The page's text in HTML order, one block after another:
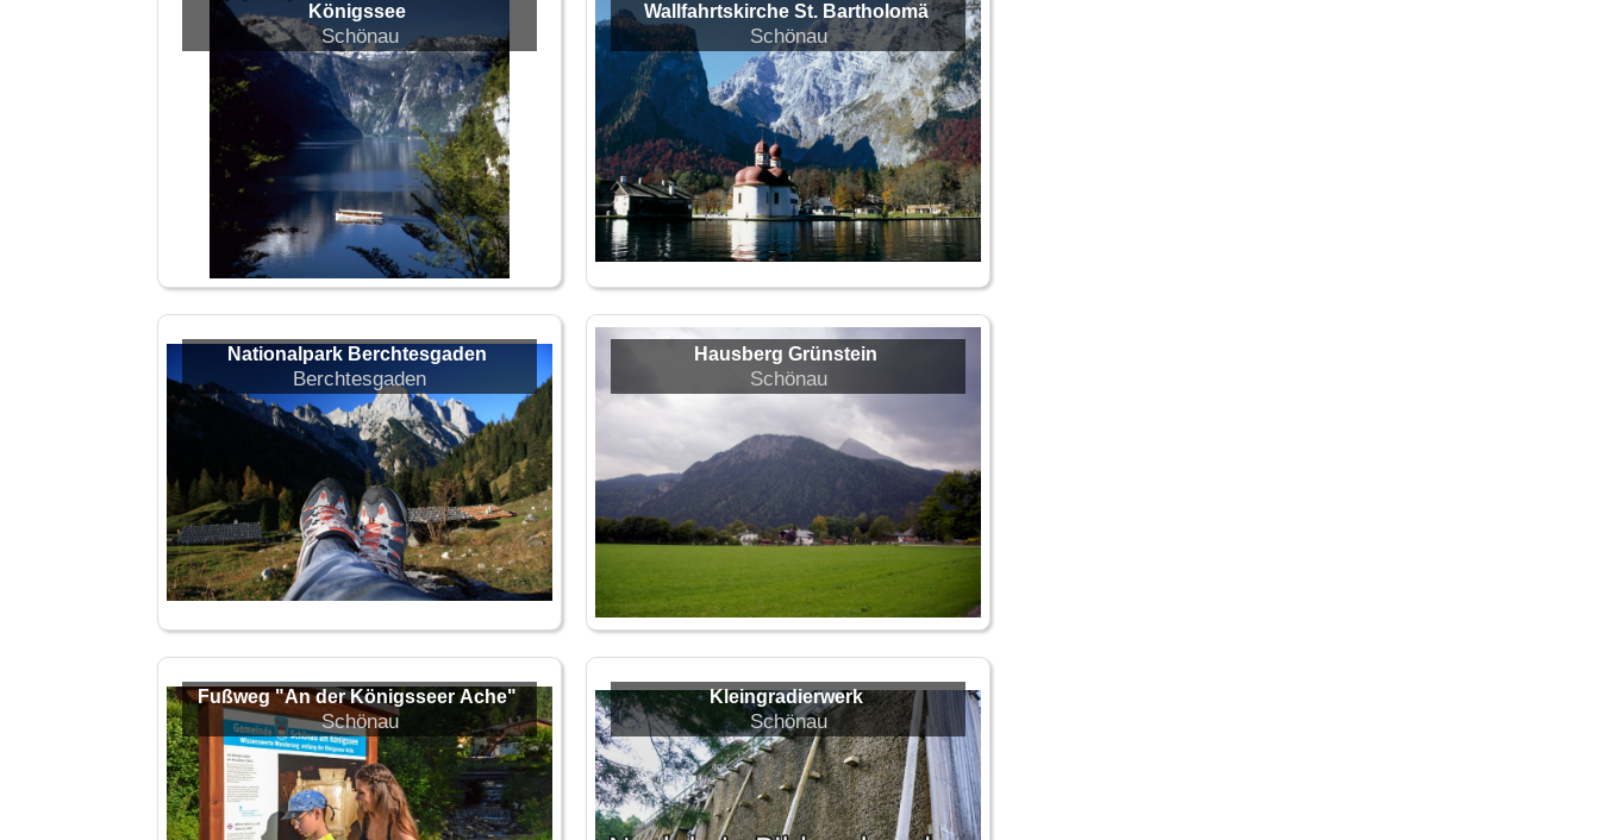
Königssee
Schönau
Nationalpark Berchtesgaden
Berchtesgaden
Fußweg "An der Königsseer Ache"
Schönau
Wallfahrtskirche St. Bartholomä
Schönau
Hausberg Grünstein
Schönau
Kleingradierwerk
Schönau